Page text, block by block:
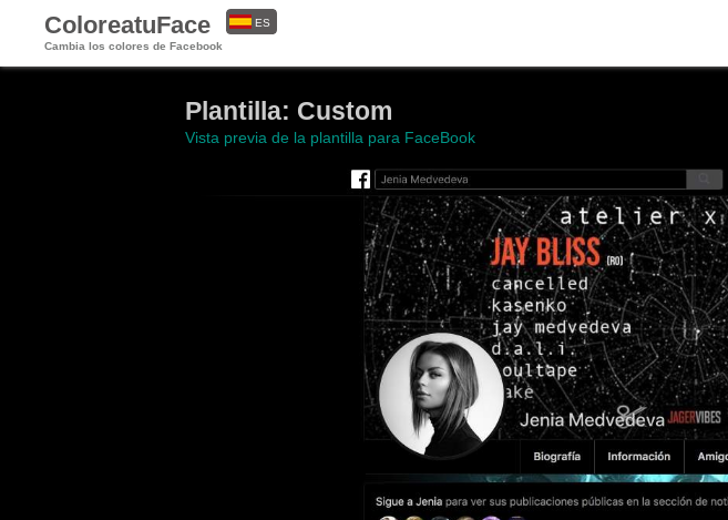
ColoreatuFace
Cambia los colores de Facebook
ES
Plantilla: Custom
Vista previa de la plantilla para FaceBook